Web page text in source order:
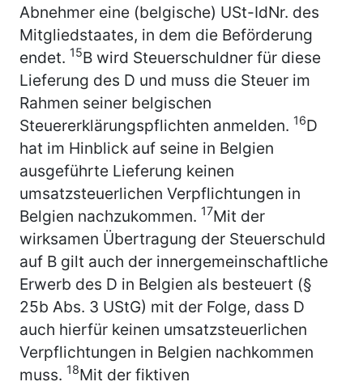
Abnehmer eine (belgische) USt-IdNr. des
Mitgliedstaates, in dem die Beförderung
endet. 15B wird Steuerschuldner für diese
Lieferung des D und muss die Steuer im
Rahmen seiner belgischen
Steuererklärungspflichten anmelden. 16D
hat im Hinblick auf seine in Belgien
ausgeführte Lieferung keinen
umsatzsteuerlichen Verpflichtungen in
Belgien nachzukommen. 17Mit der
wirksamen Übertragung der Steuerschuld
auf B gilt auch der innergemeinschaftliche
Erwerb des D in Belgien als besteuert (§
25b Abs. 3 UStG) mit der Folge, dass D
auch hierfür keinen umsatzsteuerlichen
Verpflichtungen in Belgien nachkommen
muss. 18Mit der fiktiven